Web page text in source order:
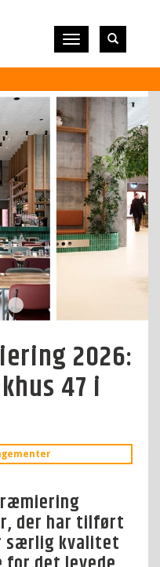
Vis
navigation
2026:
47 i
der har tilført
særlig kvalitet